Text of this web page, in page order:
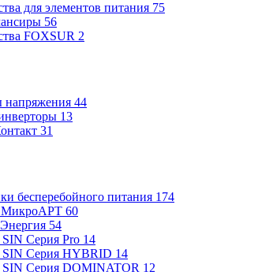
для элементов питания 75
56
FOXSUR 2
напряжения 44
13
31
бесперебойного питания 174
60
54
Серия Pro 14
Серия HYBRID 14
Серия DOMINATOR 12